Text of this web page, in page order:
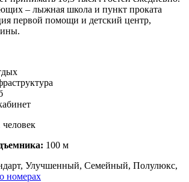
– лыжная школа и пункт проката
первой помощи и детский центр,
человек
100 м
Улучшенный, Семейный, Полулюкс,
номерах